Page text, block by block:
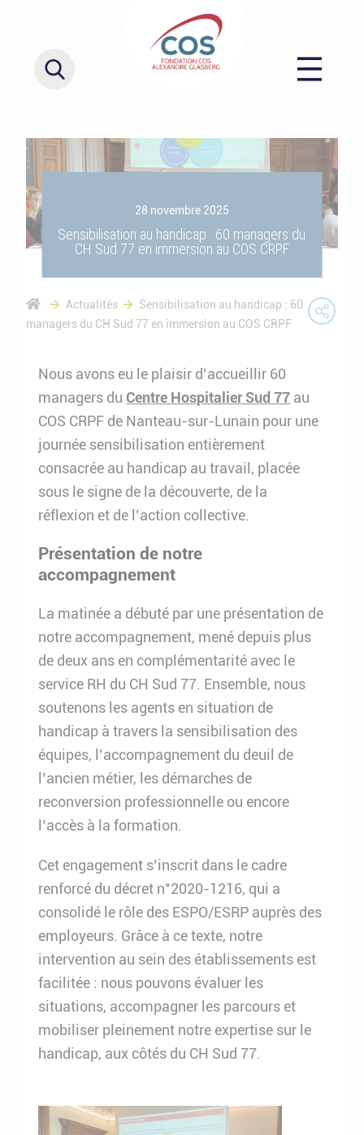
28 novembre 2025
Sensibilisation au handicap : 60 managers du
CH Sud 77 en immersion au COS CRPF
Actualités
Sensibilisation au handicap : 60
managers du CH Sud 77 en immersion au COS CRPF
Nous avons eu le plaisir d’accueillir 60
managers du Centre Hospitalier Sud 77 au
COS CRPF de Nanteau-sur-Lunain pour une
journée sensibilisation entièrement
consacrée au handicap au travail, placée
sous le signe de la découverte, de la
réflexion et de l’action collective.
Présentation de notre
accompagnement
La matinée a débuté par une présentation de
notre accompagnement, mené depuis plus
de deux ans en complémentarité avec le
service RH du CH Sud 77. Ensemble, nous
soutenons les agents en situation de
handicap à travers la sensibilisation des
équipes, l’accompagnement du deuil de
l’ancien métier, les démarches de
reconversion professionnelle ou encore
l’accès à la formation.
Cet engagement s’inscrit dans le cadre
renforcé du décret n°2020-1216, qui a
consolidé le rôle des ESPO/ESRP auprès des
employeurs. Grâce à ce texte, notre
intervention au sein des établissements est
facilitée : nous pouvons évaluer les
situations, accompagner les parcours et
mobiliser pleinement notre expertise sur le
handicap, aux côtés du CH Sud 77.